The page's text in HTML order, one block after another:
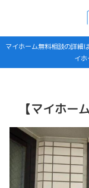
マイホーム無料相談の詳細
イ
【マイホー